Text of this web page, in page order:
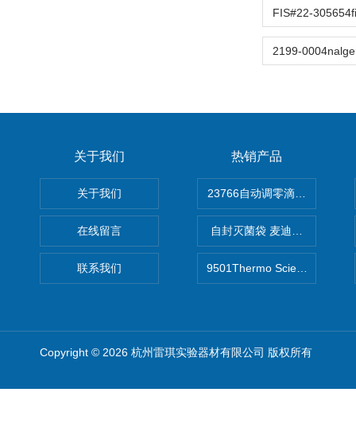
关于我们
关于我们
在线留言
联系我们
热销产品
自封灭菌袋 麦迪康Medicom
9501Thermo Scientific S1移
Copyright © 2026 杭州雷琪实验器材有限公司 版权所有